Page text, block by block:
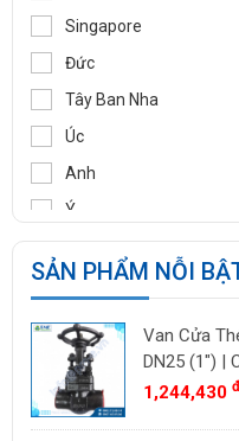
TOZEN
PEKOS
VINVAL
AZBIL
BROADY
OCV
SIRCA
BESA
BAODI
TLV
ZENNER
Singapore
Đức
Tây Ban Nha
Úc
Anh
Ý
Pháp
Ấn Độ
Indonesia
Malaysia
Đài Loan
Việt Nam
SẢN PHẨM NỖI
Van Cửa
DN25 (1") |
1,244,430